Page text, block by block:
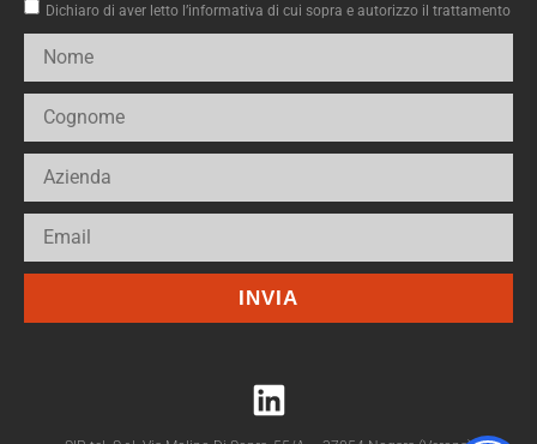
Dichiaro di aver letto l’informativa di cui sopra e autorizzo il trattamento
INVIA